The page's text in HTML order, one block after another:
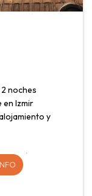
noches
en Izmir
y
Sábado